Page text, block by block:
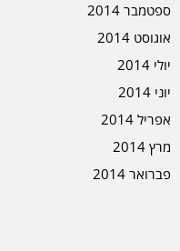
ספטמבר 2014
אוגוסט 2014
יולי 2014
יוני 2014
אפריל 2014
מרץ 2014
פברואר 2014